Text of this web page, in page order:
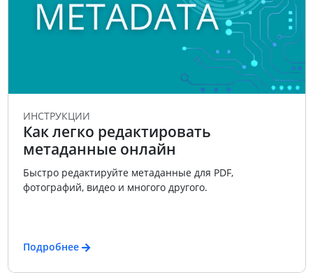
ИНСТРУКЦИИ
Как легко редактировать
метаданные онлайн
Быстро редактируйте метаданные для PDF,
фотографий, видео и многого другого.
Подробнее